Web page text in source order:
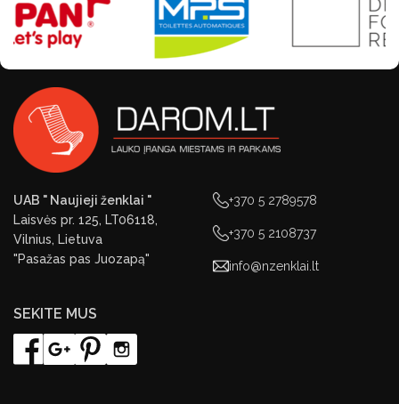
UAB " Naujieji ženklai "
Laisvės pr. 125, LT06118,
Vilnius, Lietuva
"Pasažas pas Juozapą"
+370 5 2789578
+370 5 2108737
info@nzenklai.lt
SEKITE MUS